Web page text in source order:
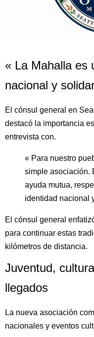
« La Mahalla es
nacional y
El cónsul general en
destacó la importancia
entrevista con.
« Para nuestro
simple asociación.
ayuda mutua,
identidad nacional
El cónsul general
para continuar estas
kilómetros de distancia.
Juventud,
llegados
La nueva asociación
nacionales y eventos